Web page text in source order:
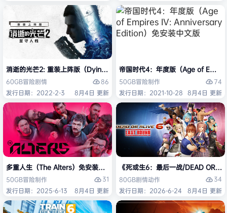
消逝的光芒2: 重装上阵版（Dying Light 2 Stay Human: Reloaded
60GB冒险剧情
86
发行日期：2022-2-3
8月4日 更新
帝国时代4：年度版（Age of
50GB冒险制作
74
发行日期：2021-10-28 8月4日 更新
多重人生（The Alters）免安装中文版
50GB冒险制作
31
发行日期：2025-6-13
8月4日 更新
《死或生6：最后一战/DEAD OR
80GB剧情动作
34
发行日期：2026-6-24
8月4日 更新